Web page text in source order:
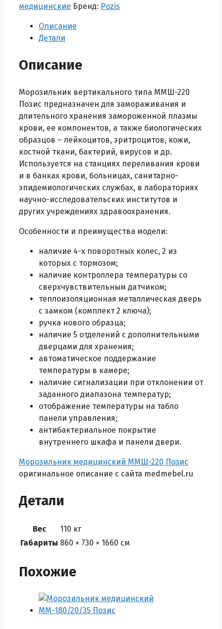
медицинский
Позис
медицинские Бренд: Pozis
Описание
Детали
Описание
Морозильник вертикального типа ММШ-220
Позис предназначен для замораживания и
длительного хранения замороженной плазмы
крови, ее компонентов, а также биологических
образцов – лейкоцитов, эритроцитов, кожи,
костной ткани, бактерий, вирусов и др.
Используется на станциях переливания крови
и в банках крови, больницах, санитарно-
эпидемиологических службах, в лабораториях
научно-исследовательских институтов и
других учреждениях здравоохранения.
Особенности и преимущества модели:
наличие 4-х поворотных колес, 2 из
которых с тормозом;
наличие контроллера температуры со
сверхчувствительным датчиком;
теплоизоляционная металлическая дверь
с замком (комплект 2 ключа);
ручка нового образца;
наличие 5 отделений с дополнительными
дверцами для хранения;
автоматическое поддержание
температуры в камере;
наличие сигнализации при отклонении от
заданного диапазона температур;
отображение температуры на табло
панели управления;
антибактериальное покрытие
внутреннего шкафа и панели двери.
Морозильник медицинский ММШ-220 Позис
оригинальное описание с сайта medmebel.ru
Детали
Вес
110 кг
Габариты 860 × 730 × 1660 см
Похожие